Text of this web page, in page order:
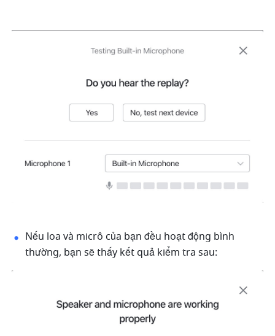
Nếu loa và micrô của bạn đều hoạt động bình
thường, bạn sẽ thấy kết quả kiểm tra sau: